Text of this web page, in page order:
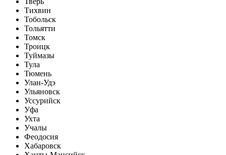
Тихвин
Тобольск
Тольятти
Томск
Троицк
Туймазы
Тула
Тюмень
Улан-Удэ
Ульяновск
Уссурийск
Уфа
Ухта
Учалы
Феодосия
Хабаровск